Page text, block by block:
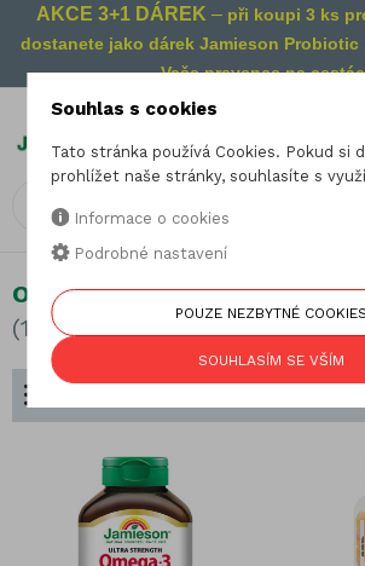
AKCE 3+1 DÁREK – při koupi 3 ks
dostanete jako dárek Jamieson Probiotic
Vaše prevence na
Omega Esenciální mastné
(10 produktů)
Souhlas s cookies
Tato stránka používá Cookies. Pokud si
prohlížet naše stránky, souhlasíte s
Informace o cookies
Podrobné nastavení
POUZE NEZBYTNÉ COOKIES
SOUHLASÍM SE VŠÍM